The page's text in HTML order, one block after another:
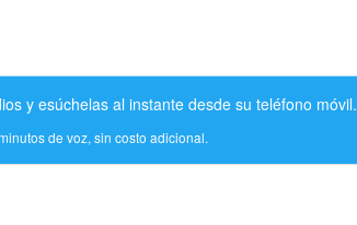
y esúchelas al instante desde su teléfono móvil.
de voz, sin costo adicional.